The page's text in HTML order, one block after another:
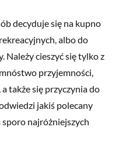
decyduje się na kupno
albo do
Należy cieszyć się tylko z
przyjemności,
także się przyczynia do
jakiś polecany
sporo najróżniejszych